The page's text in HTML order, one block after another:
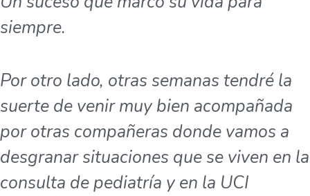
siempre.
Por otro lado, otras semanas tendré la
suerte de venir muy bien acompañada
por otras compañeras donde vamos a
desgranar situaciones que se viven en la
consulta de pediatría y en la UCI